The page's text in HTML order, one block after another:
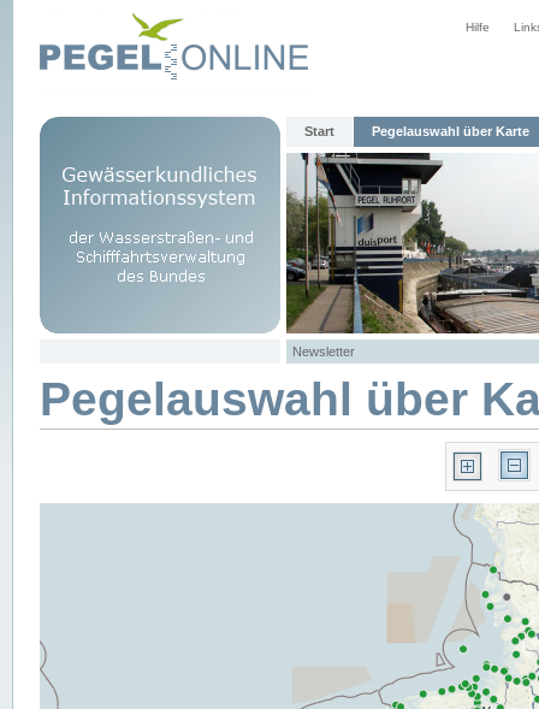
Hilfe
Start Pegelauswahl über Karte
Newsletter
Pegelauswahl über